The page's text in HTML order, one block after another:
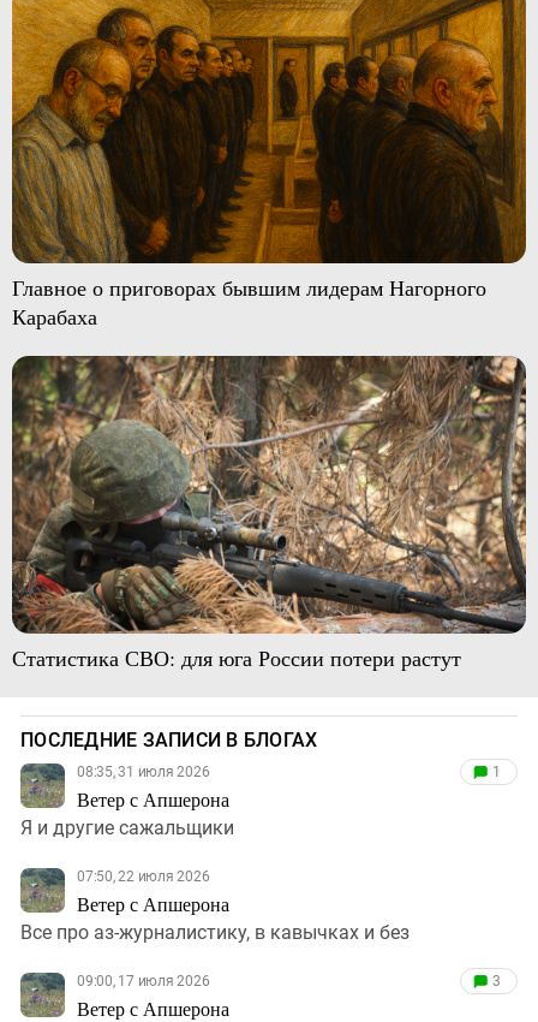
Главное о приговорах бывшим лидерам Нагорного
Карабаха
Статистика СВО: для юга России потери растут
ПОСЛЕДНИЕ ЗАПИСИ В БЛОГАХ
08:35, 31 июля 2026
Ветер с Апшерона
1
Я и другие сажальщики
07:50, 22 июля 2026
Ветер с Апшерона
Все про аз-журналистику, в кавычках и без
09:00, 17 июля 2026
Ветер с Апшерона
3